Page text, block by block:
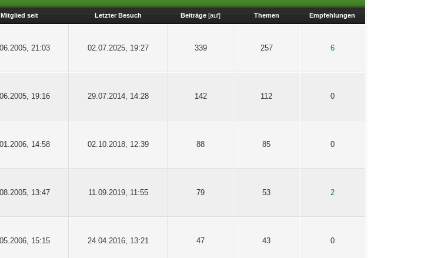
Mitglied seit Letzter Besuch Beiträge [auf] Themen Empfehlungen
21:03 02.07.2025, 19:27 339 257 6
19:16 29.07.2014, 14:28 142 112 0
14:58 02.10.2018, 12:39 88 85 0
13:47 11.09.2019, 11:55 79 53 2
15:15 24.04.2016, 13:21 47 43 0